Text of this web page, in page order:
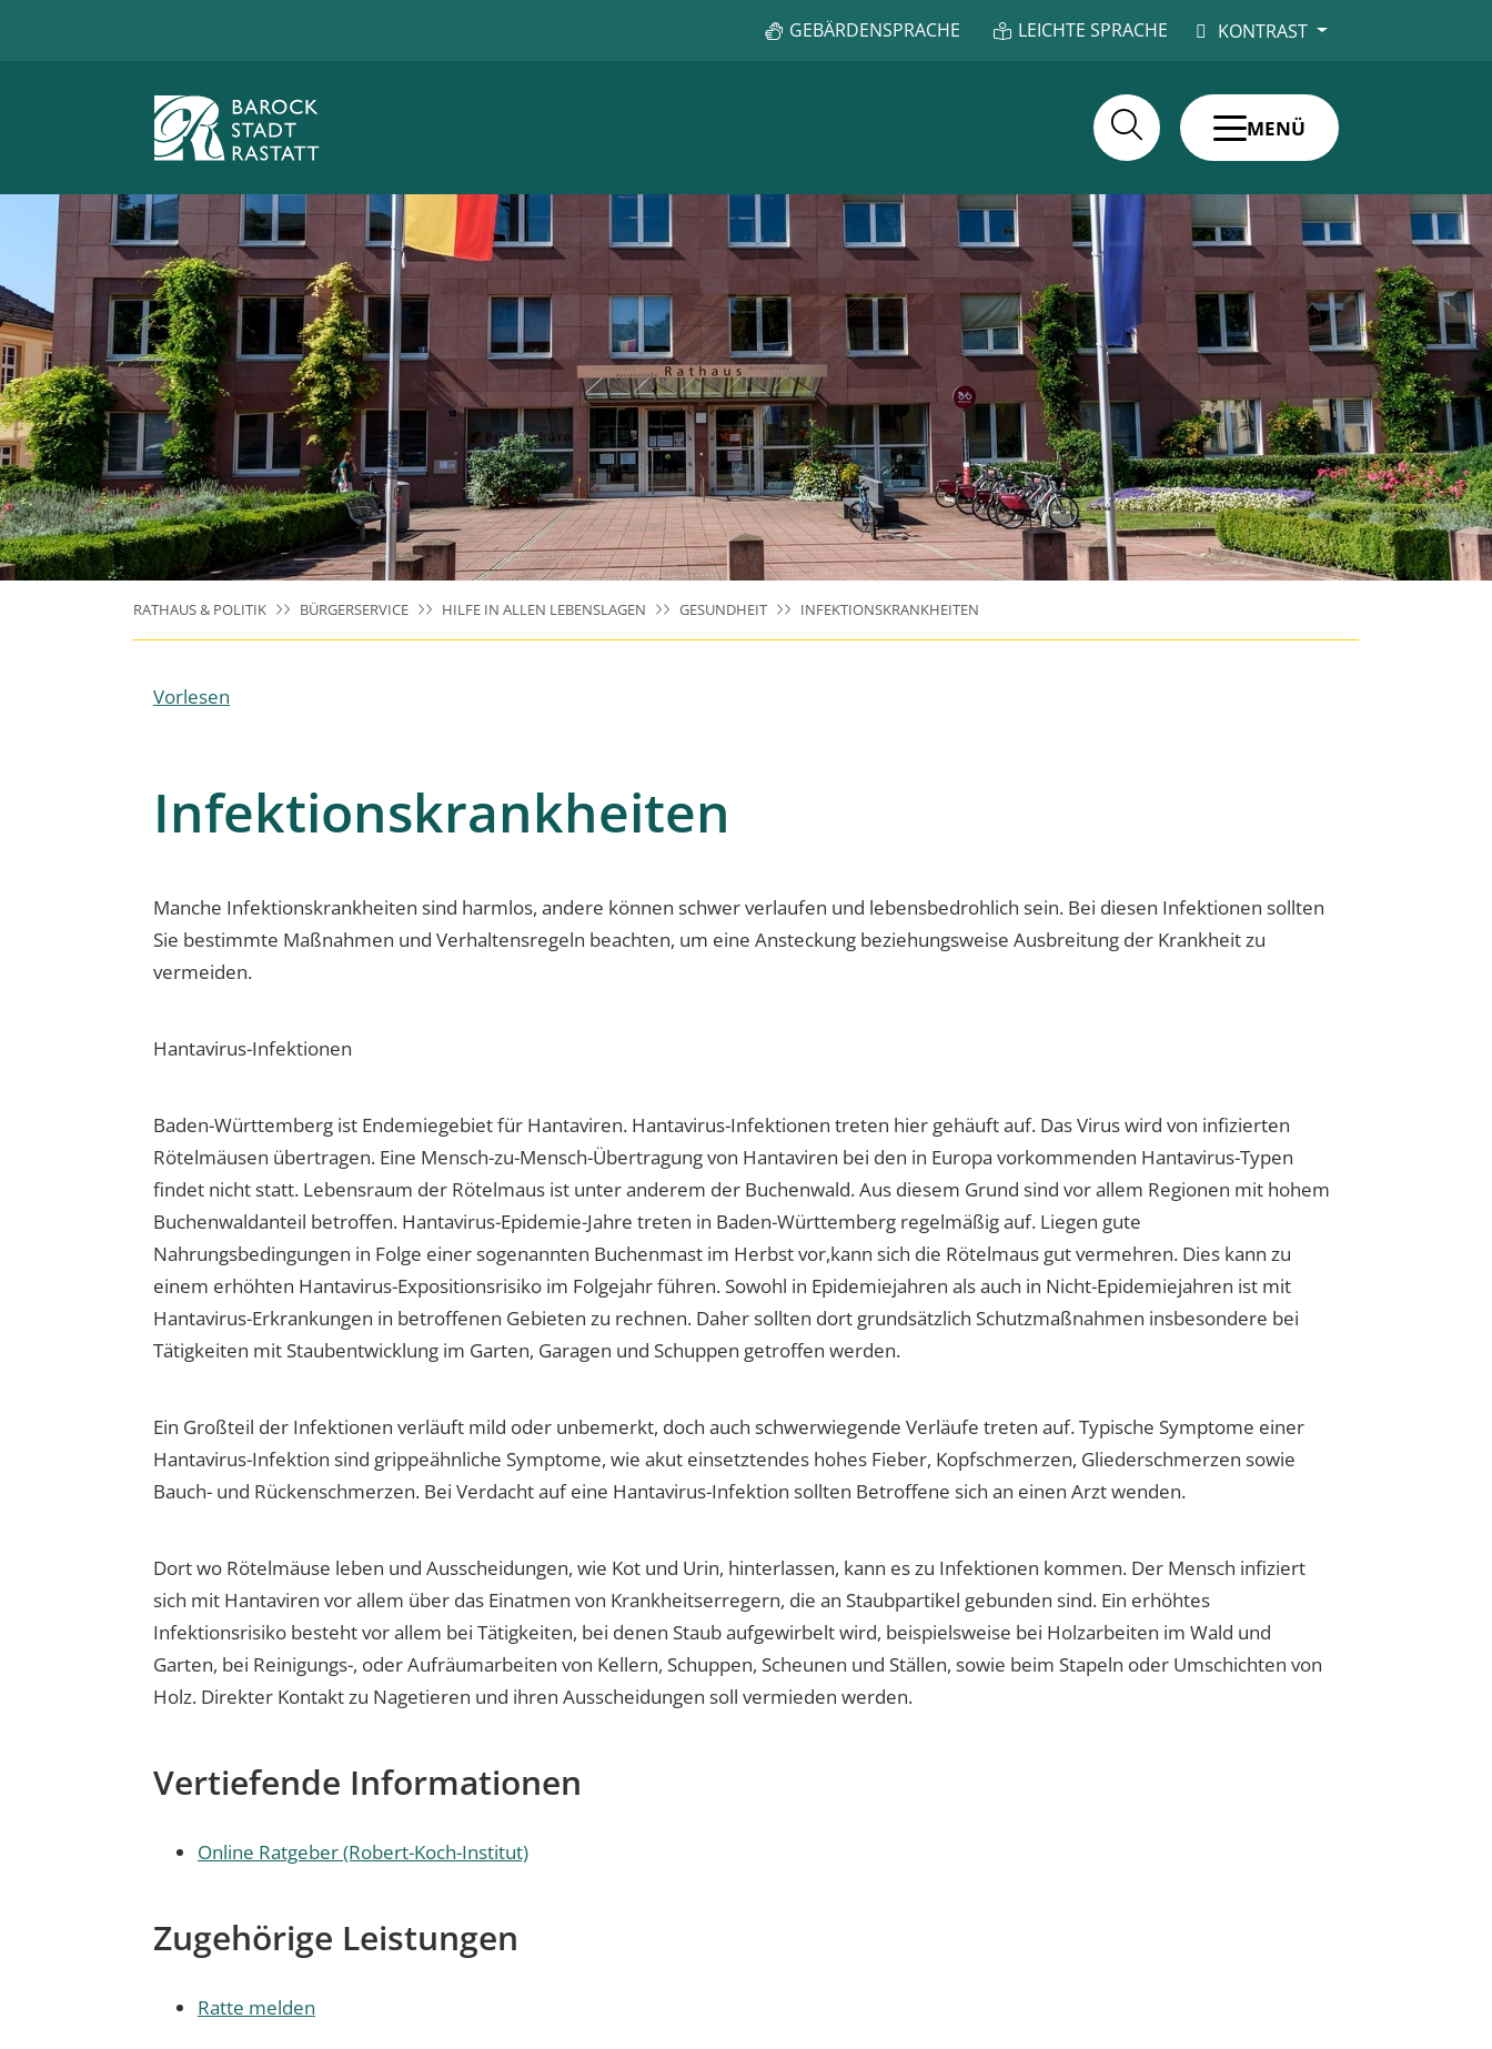
GEBÄRDENSPRACHE LEICHTE SPRACHE KONTRAST
MENÜ
RATHAUS & POLITIK BÜRGERSERVICE HILFE IN ALLEN LEBENSLAGEN GESUNDHEIT INFEKTIONSKRANKHEITEN
Vorlesen
Infektionskrankheiten
Manche Infektionskrankheiten sind harmlos, andere können schwer verlaufen und lebensbedrohlich sein. Bei diesen Infektionen sollten
Sie bestimmte Maßnahmen und Verhaltensregeln beachten, um eine Ansteckung beziehungsweise Ausbreitung der Krankheit zu
vermeiden.
Hantavirus-Infektionen
Baden-Württemberg ist Endemiegebiet für Hantaviren. Hantavirus-Infektionen treten hier gehäuft auf. Das Virus wird von infizierten
Rötelmäusen übertragen. Eine Mensch-zu-Mensch-Übertragung von Hantaviren bei den in Europa vorkommenden Hantavirus-Typen
findet nicht statt. Lebensraum der Rötelmaus ist unter anderem der Buchenwald. Aus diesem Grund sind vor allem Regionen mit hohem
Buchenwaldanteil betroffen. Hantavirus-Epidemie-Jahre treten in Baden-Württemberg regelmäßig auf. Liegen gute
Nahrungsbedingungen in Folge einer sogenannten Buchenmast im Herbst vor,kann sich die Rötelmaus gut vermehren. Dies kann zu
einem erhöhten Hantavirus-Expositionsrisiko im Folgejahr führen. Sowohl in Epidemiejahren als auch in Nicht-Epidemiejahren ist mit
Hantavirus-Erkrankungen in betroffenen Gebieten zu rechnen. Daher sollten dort grundsätzlich Schutzmaßnahmen insbesondere bei
Tätigkeiten mit Staubentwicklung im Garten, Garagen und Schuppen getroffen werden.
Ein Großteil der Infektionen verläuft mild oder unbemerkt, doch auch schwerwiegende Verläufe treten auf. Typische Symptome einer
Hantavirus-Infektion sind grippeähnliche Symptome, wie akut einsetztendes hohes Fieber, Kopfschmerzen, Gliederschmerzen sowie
Bauch- und Rückenschmerzen. Bei Verdacht auf eine Hantavirus-Infektion sollten Betroffene sich an einen Arzt wenden.
Dort wo Rötelmäuse leben und Ausscheidungen, wie Kot und Urin, hinterlassen, kann es zu Infektionen kommen. Der Mensch infiziert
sich mit Hantaviren vor allem über das Einatmen von Krankheitserregern, die an Staubpartikel gebunden sind. Ein erhöhtes
Infektionsrisiko besteht vor allem bei Tätigkeiten, bei denen Staub aufgewirbelt wird, beispielsweise bei Holzarbeiten im Wald und
Garten, bei Reinigungs-, oder Aufräumarbeiten von Kellern, Schuppen, Scheunen und Ställen, sowie beim Stapeln oder Umschichten von
Holz. Direkter Kontakt zu Nagetieren und ihren Ausscheidungen soll vermieden werden.
Vertiefende Informationen
Online Ratgeber (Robert-Koch-Institut)
Zugehörige Leistungen
Ratte melden